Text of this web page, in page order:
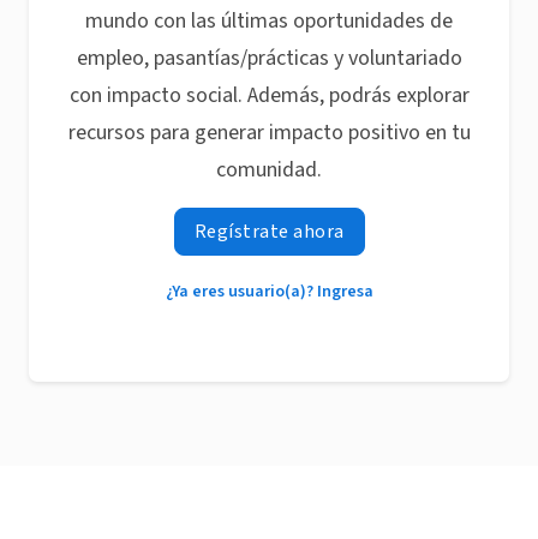
mundo con las últimas oportunidades de
empleo, pasantías/prácticas y voluntariado
con impacto social. Además, podrás explorar
recursos para generar impacto positivo en tu
comunidad.
Regístrate ahora
¿Ya eres usuario(a)? Ingresa